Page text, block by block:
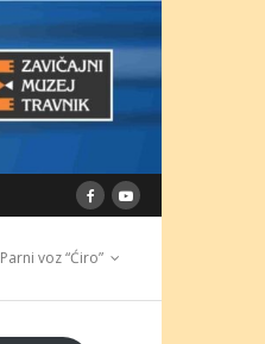
Parni voz “Ćiro”